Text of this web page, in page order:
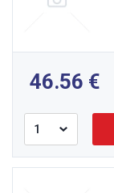
46.56